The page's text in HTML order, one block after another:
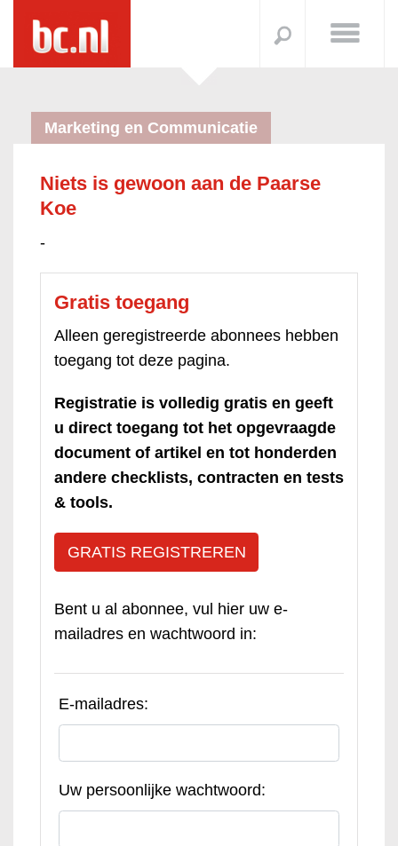
Marketing en Communicatie
Niets is gewoon aan de Paarse
Koe
-
Gratis toegang
Alleen geregistreerde abonnees hebben
toegang tot deze pagina.
Registratie is volledig gratis en geeft
u direct toegang tot het opgevraagde
document of artikel en tot honderden
andere checklists, contracten en tests
& tools.
GRATIS REGISTREREN
Bent u al abonnee, vul hier uw e-
mailadres en wachtwoord in:
E-mailadres:
Uw persoonlijke wachtwoord: